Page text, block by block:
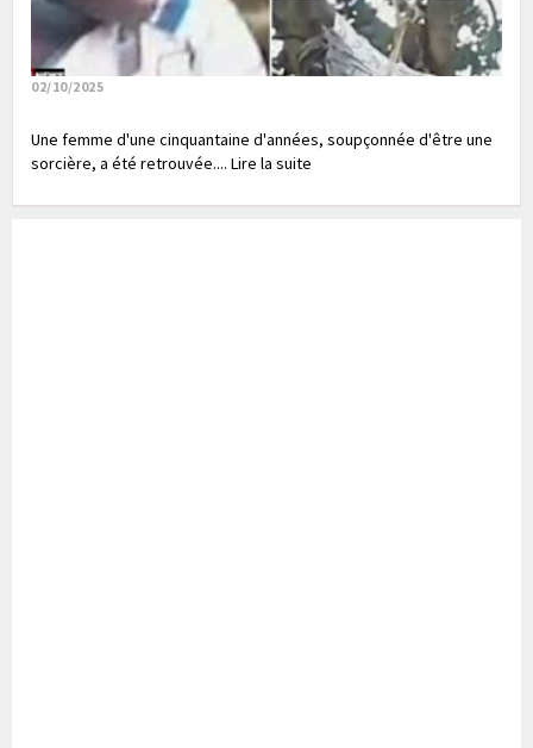
02/10/2025
Une femme d'une cinquantaine d'années, soupçonnée d'être une
sorcière, a été retrouvée.... Lire la suite